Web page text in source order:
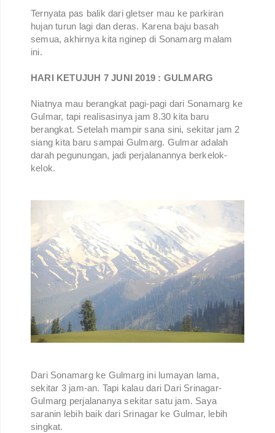
Ternyata pas balik dari gletser mau ke parkiran
hujan turun lagi dan deras. Karena baju basah
semua, akhirnya kita nginep di Sonamarg malam
ini.
HARI KETUJUH 7 JUNI 2019 : GULMARG
Niatnya mau berangkat pagi-pagi dari Sonamarg ke
Gulmar, tapi realisasinya jam 8.30 kita baru
berangkat. Setelah mampir sana sini, sekitar jam 2
siang kita baru sampai Gulmarg. Gulmar adalah
darah pegunungan, jadi perjalanannya berkelok-
kelok.
Dari Sonamarg ke Gulmarg ini lumayan lama,
sekitar 3 jam-an. Tapi kalau dari Dari Srinagar-
Gulmarg perjalananya sekitar satu jam. Saya
saranin lebih baik dari Srinagar ke Gulmar, lebih
singkat.